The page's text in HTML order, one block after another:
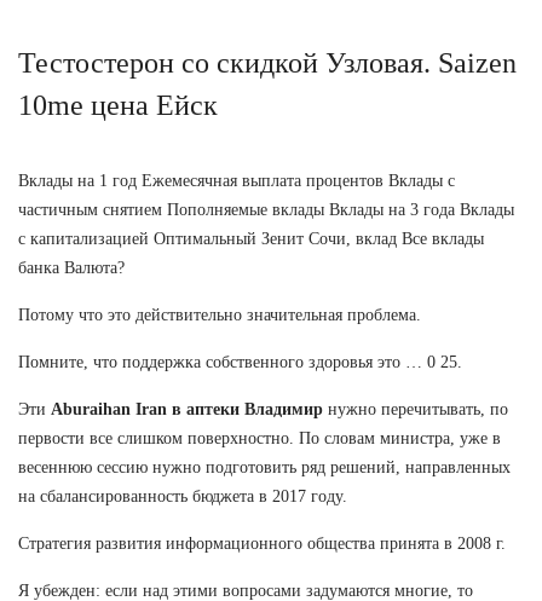
Тестостерон со скидкой Узловая. Saizen
10me цена Ейск
Вклады на 1 год Ежемесячная выплата процентов Вклады с
частичным снятием Пополняемые вклады Вклады на 3 года Вклады
с капитализацией Оптимальный Зенит Сочи, вклад Все вклады
банка Валюта?
Потому что это действительно значительная проблема.
Помните, что поддержка собственного здоровья это … 0 25.
Эти Aburaihan Iran в аптеки Владимир нужно перечитывать, по
первости все слишком поверхностно. По словам министра, уже в
весеннюю сессию нужно подготовить ряд решений, направленных
на сбалансированность бюджета в 2017 году.
Стратегия развития информационного общества принята в 2008 г.
Я убежден: если над этими вопросами задумаются многие, то